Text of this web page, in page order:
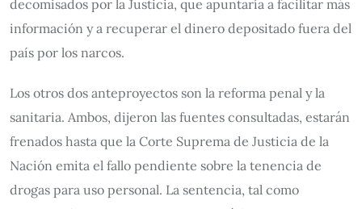
decomisados por la Justicia, que apuntaría a facilitar más
información y a recuperar el dinero depositado fuera del
país por los narcos.
Los otros dos anteproyectos son la reforma penal y la
sanitaria. Ambos, dijeron las fuentes consultadas, estarán
frenados hasta que la Corte Suprema de Justicia de la
Nación emita el fallo pendiente sobre la tenencia de
drogas para uso personal. La sentencia, tal como